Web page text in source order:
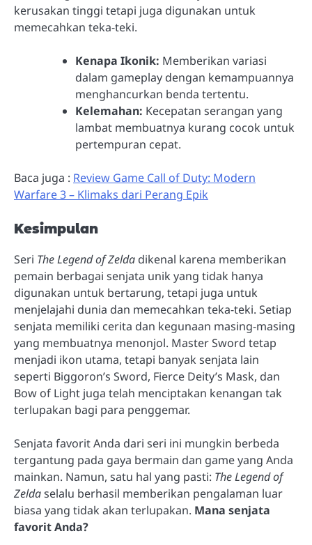
kerusakan tinggi tetapi juga digunakan untuk
memecahkan teka-teki.
Kenapa Ikonik: Memberikan variasi
dalam gameplay dengan kemampuannya
menghancurkan benda tertentu.
Kelemahan: Kecepatan serangan yang
lambat membuatnya kurang cocok untuk
pertempuran cepat.
Baca juga : Review Game Call of Duty: Modern
Warfare 3 – Klimaks dari Perang Epik
Kesimpulan
Seri The Legend of Zelda dikenal karena memberikan
pemain berbagai senjata unik yang tidak hanya
digunakan untuk bertarung, tetapi juga untuk
menjelajahi dunia dan memecahkan teka-teki. Setiap
senjata memiliki cerita dan kegunaan masing-masing
yang membuatnya menonjol. Master Sword tetap
menjadi ikon utama, tetapi banyak senjata lain
seperti Biggoron’s Sword, Fierce Deity’s Mask, dan
Bow of Light juga telah menciptakan kenangan tak
terlupakan bagi para penggemar.
Senjata favorit Anda dari seri ini mungkin berbeda
tergantung pada gaya bermain dan game yang Anda
mainkan. Namun, satu hal yang pasti: The Legend of
Zeldaselalu berhasil memberikan pengalaman luar
biasa yang tidak akan terlupakan. Mana senjata
favorit Anda?